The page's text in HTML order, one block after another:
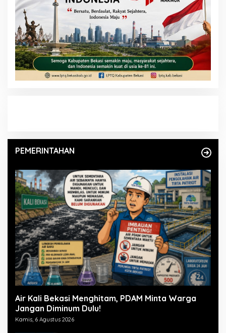
PEMERINTAHAN
Air Kali Bekasi Menghitam, PDAM Minta Warga
Jangan Diminum Dulu!
Kamis, 6 Agustus 2026